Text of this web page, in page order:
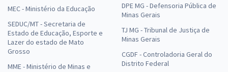
MEC - Ministério da Educação
SEDUC/MT - Secretaria de
Estado de Educação, Esporte e
Lazer do estado de Mato
Grosso
MME - Ministério de Minas e
DPE MG - Defensoria Pública de
Minas Gerais
TJ MG - Tribunal de Justiça de
Minas Gerais
CGDF - Controladoria Geral do
Distrito Federal